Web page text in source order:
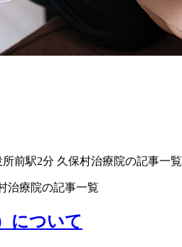
所前駅2分 久保村治療院の記事一覧
治療院の記事一覧
について